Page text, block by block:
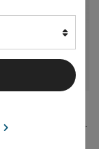
Langattomien